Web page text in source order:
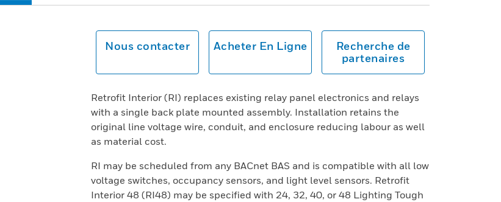
Nous contacter Acheter En Ligne
Recherche de
partenaires
Retrofit Interior (RI) replaces existing relay panel electronics and relays
with a single back plate mounted assembly. Installation retains the
original line voltage wire, conduit, and enclosure reducing labour as well
as material cost.
RI may be scheduled from any BACnet BAS and is compatible with all low
voltage switches, occupancy sensors, and light level sensors. Retrofit
Interior 48 (RI48) may be specified with 24, 32, 40, or 48 Lighting Tough